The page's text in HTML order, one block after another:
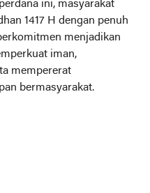
ini, masyarakat
1417 H dengan penuh
menjadikan
iman,
mempererat
bermasyarakat.